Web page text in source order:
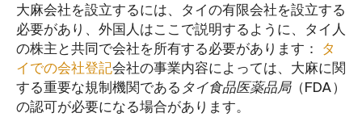
大麻会社を設立するには、タイの有限会社を設立する
必要があり、外国人はここで説明するように、タイ人
の株主と共同で会社を所有する必要があります： タ
イでの会社登記会社の事業内容によっては、大麻に関
する重要な規制機関である タイ食品医薬品局（FDA）
の認可が必要になる場合があります。